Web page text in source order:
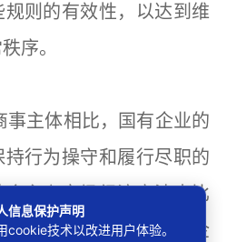
则的有效性，以达到维
序。
主体相比，国有企业的
行为操守和履行尽职的
主义市场经济立法中比
企业改制，是对国有企
信息保护声明
cookie技术以改进用户体验。